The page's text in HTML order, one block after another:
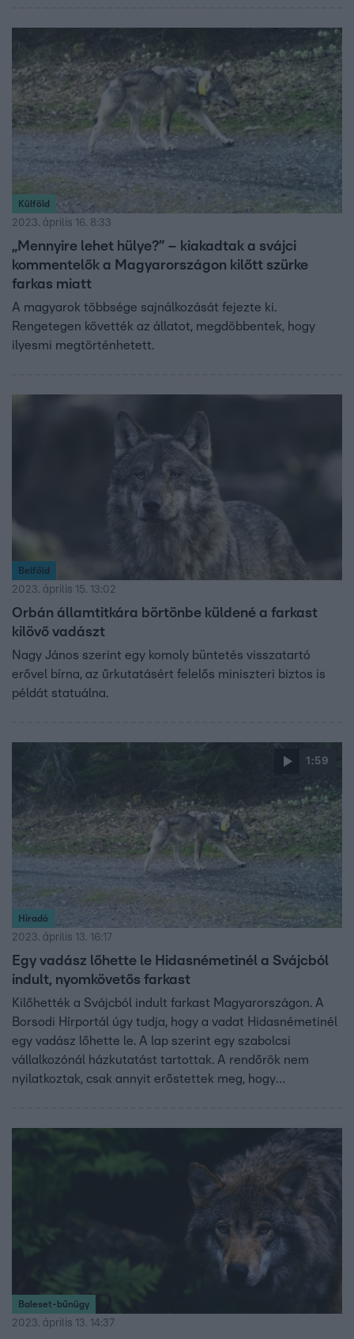
Külföld
2023. április 16. 8:33
„Mennyire lehet hülye?” – kiakadtak a svájci
kommentelők a Magyarországon kilőtt szürke
farkas miatt
A magyarok többsége sajnálkozását fejezte ki.
Rengetegen követték az állatot, megdöbbentek, hogy
ilyesmi megtörténhetett.
Belföld
2023. április 15. 13:02
Orbán államtitkára börtönbe küldené a farkast
kilövő vadászt
Nagy János szerint egy komoly büntetés visszatartó
erővel bírna, az űrkutatásért felelős miniszteri biztos is
példát statuálna.
1:59
Híradó
2023. április 13. 16:17
Egy vadász lőhette le Hidasnémetinél a Svájcból
indult, nyomkövetős farkast
Kilőhették a Svájcból indult farkast Magyarországon. A
Borsodi Hírportál úgy tudja, hogy a vadat Hidasnémetinél
egy vadász lőhette le. A lap szerint egy szabolcsi
vállalkozónál házkutatást tartottak. A rendőrök nem
nyilatkoztak, csak annyit erőstettek meg, hogy
Baleset-bűnügy
2023. április 13. 14:37